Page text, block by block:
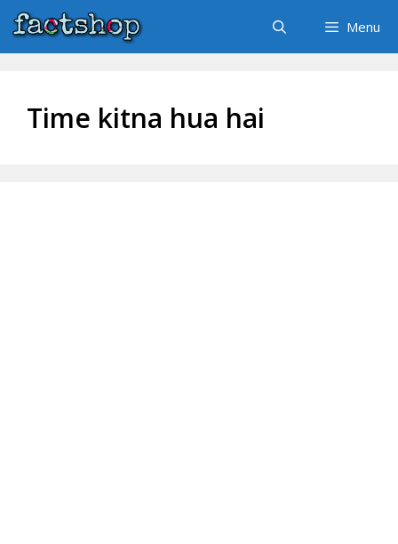
Skip
to
Menu
Time kitna hua hai